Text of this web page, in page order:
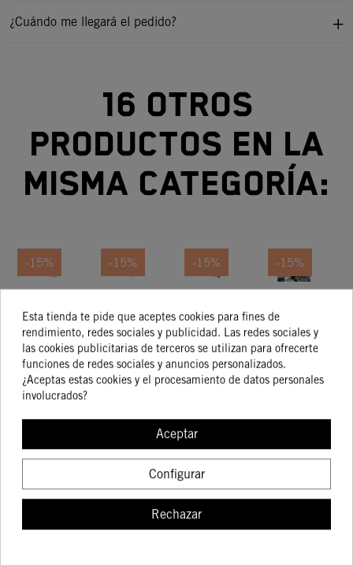
¿Cuándo me llegará el pedido?
16 otros
productos en la
misma categoría:
-15%
DE
EMBRAGUE
Y MANETA
DE FRENO
61,83 €
52,56 €
COMPRAR
-15%
DE
SALIDA
RÁPIDA
FACTORY
98,19 €
83,46 €
COMPRAR
-15%
DE PINZA
DE
FRENO
98,19 €
83,46 €
COMPRAR
-15%
PROTECTORES
CHASIS
26,92 €
22,88 €
Esta tienda te pide que aceptes cookies para fines de
rendimiento, redes sociales y publicidad. Las redes sociales y
las cookies publicitarias de terceros se utilizan para ofrecerte
funciones de redes sociales y anuncios personalizados.
¿Aceptas estas cookies y el procesamiento de datos personales
involucrados?
Aceptar
Configurar
Rechazar